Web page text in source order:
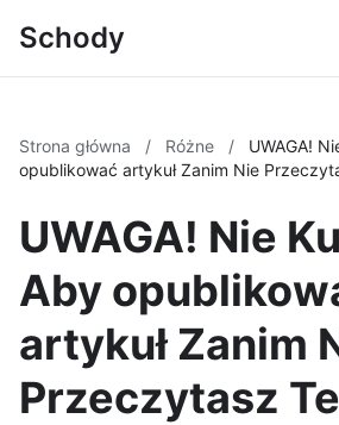
Schody
Strona główna / Różne /
UWAGA!
opublikować artykuł Zanim Nie
UWAGA! Nie
Aby
artykuł Zanim
Przeczytasz